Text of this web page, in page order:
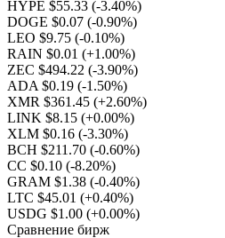
HYPE $55.33 (-3.40%)
DOGE $0.07 (-0.90%)
LEO $9.75 (-0.10%)
RAIN $0.01 (+1.00%)
ZEC $494.22 (-3.90%)
ADA $0.19 (-1.50%)
XMR $361.45 (+2.60%)
LINK $8.15 (+0.00%)
XLM $0.16 (-3.30%)
BCH $211.70 (-0.60%)
CC $0.10 (-8.20%)
GRAM $1.38 (-0.40%)
LTC $45.01 (+0.40%)
USDG $1.00 (+0.00%)
Сравнение бирж